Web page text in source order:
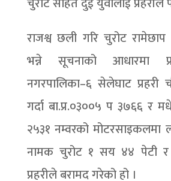
राजश्व छली गरि चुरोट रामेछाप
भन्ने सूचनाको आधारमा
नगरपालिका–६ सेलेघाट
गर्दा बा.प्र.०३००५ प ३७६६ र
२५३१ नम्वरको मोटरसाइकलमा
नामक चुरोट १ सय ४४ पेटी
प्रहरीले बरामद गरेको हो ।